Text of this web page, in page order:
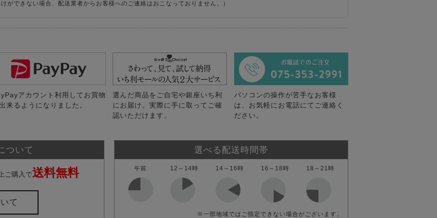
ができない場合、配送業者からお客様へのご連絡はおこなっておりません。）
アカウント利用してお買物
来るようになりました。
選んだ商品をご自宅や銀座いち利
にお届け。実際に手に取ってご確
認いただけます。
パソコンの操作が苦手なお客様
は、お気軽にお電話にてご連絡く
ださい。
ついて
ご購入で送料無料
て
選べる配送時間帯
午前 12～14時 14～16時 16～18時 18～21時
※一部地域ではご指定できない場合がございます。